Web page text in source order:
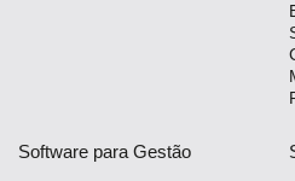
Software para Gestão